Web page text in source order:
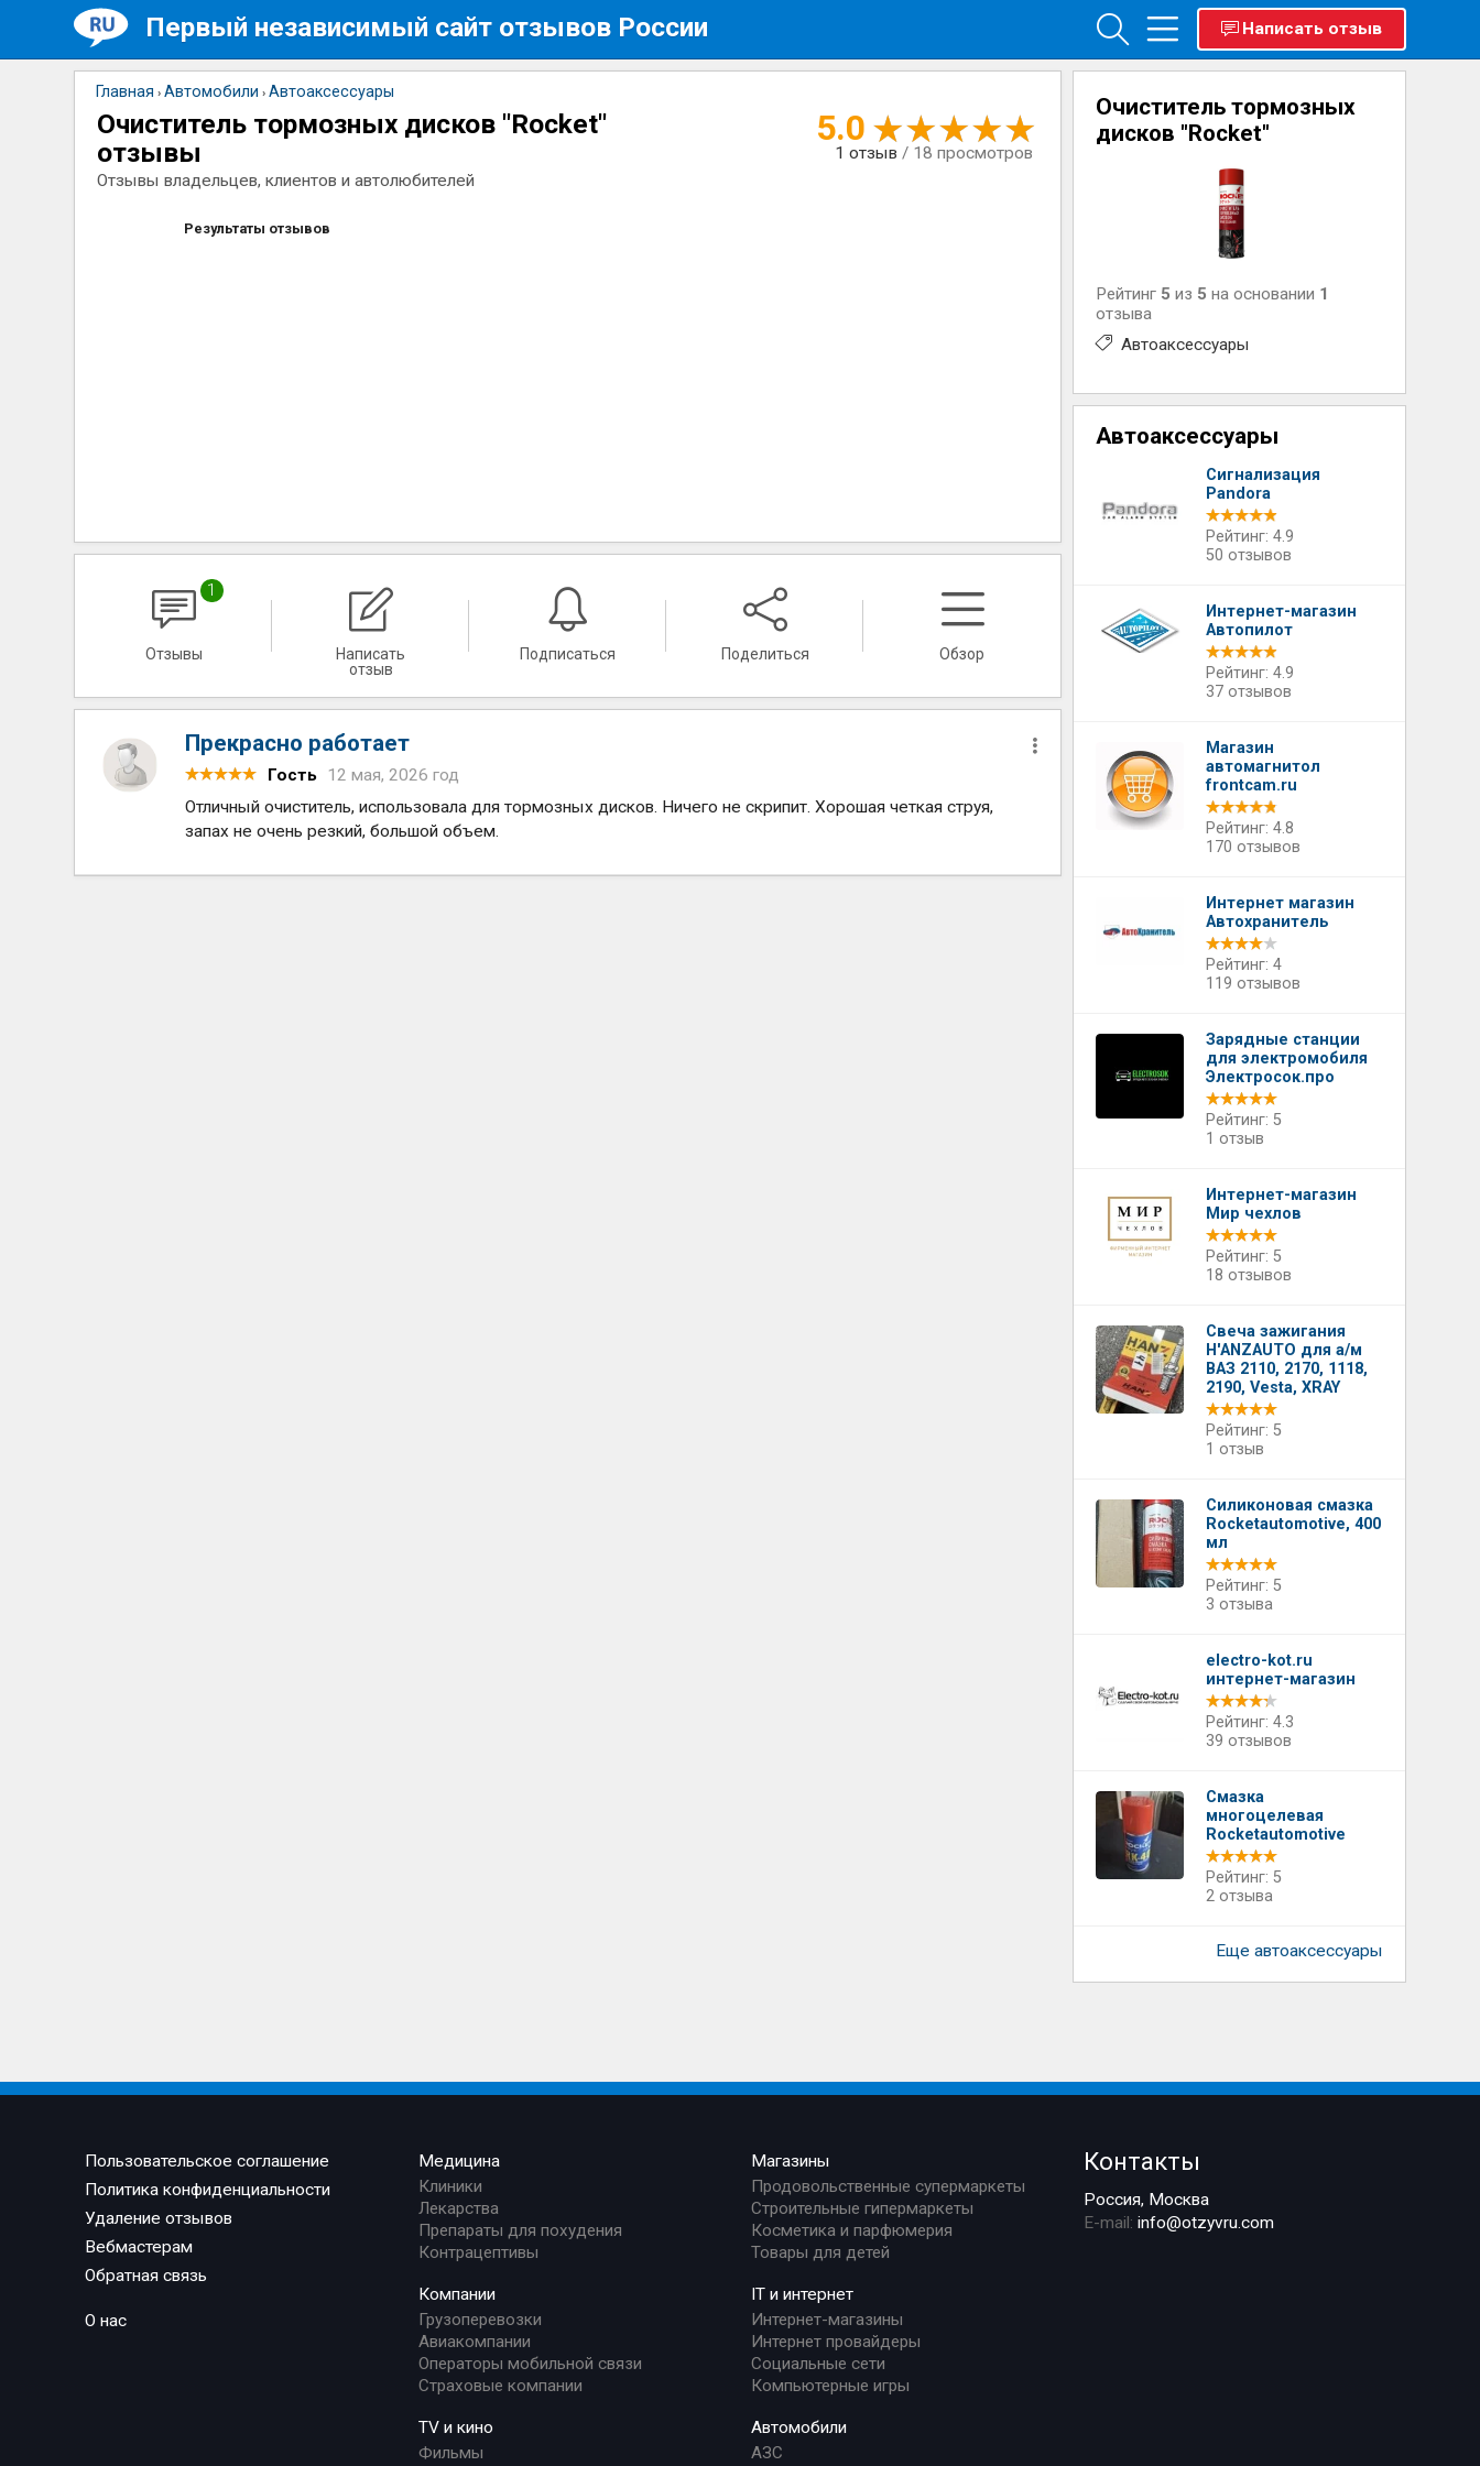
Первый независимый сайт отзывов России Написать отзыв
Главная ›Автомобили ›Автоаксессуары
Очиститель тормозных дисков "Rocket"
отзывы
Отзывы владельцев, клиентов и автолюбителей
5.0
1 отзыв/ 18 просмотров
Результаты отзывов
1
Отзывы
Написать
отзыв
Подписаться Поделиться Обзор
Прекрасно работает
Гость
12 мая, 2026 год
Отличный очиститель, использовала для тормозных дисков. Ничего не скрипит. Хорошая четкая струя,
запах не очень резкий, большой объем.
Очиститель тормозных
дисков "Rocket"
Рейтинг 5 из 5 на основании 1
отзыва
Автоаксессуары
Автоаксессуары
Сигнализация
Pandora
Рейтинг: 4.9
50 отзывов
Интернет-магазин
Автопилот
Рейтинг: 4.9
37 отзывов
Магазин
автомагнитол
frontcam.ru
Рейтинг: 4.8
170 отзывов
Интернет магазин
Автохранитель
Рейтинг: 4
119 отзывов
Зарядные станции
для электромобиля
Электросок.про
Рейтинг: 5
1 отзыв
Интернет-магазин
Мир чехлов
Рейтинг: 5
18 отзывов
Свеча зажигания
H'ANZAUTO для а/м
ВАЗ 2110, 2170, 1118,
2190, Vesta, XRAY
Рейтинг: 5
1 отзыв
Силиконовая смазка
Rocketautomotive, 400
мл
Рейтинг: 5
3 отзыва
electro-kot.ru
интернет-магазин
Рейтинг: 4.3
39 отзывов
Смазка
многоцелевая
Rocketautomotive
Рейтинг: 5
2 отзыва
Еще автоаксессуары
Пользовательское соглашение
Политика конфиденциальности
Удаление отзывов
Вебмастерам
Обратная связь
О нас
Медицина
Клиники
Лекарства
Препараты для похудения
Контрацептивы
Компании
Грузоперевозки
Авиакомпании
Операторы мобильной связи
Страховые компании
TV и кино
Фильмы
Магазины
Продовольственные супермаркеты
Строительные гипермаркеты
Косметика и парфюмерия
Товары для детей
IT и интернет
Интернет-магазины
Интернет провайдеры
Социальные сети
Компьютерные игры
Автомобили
АЗС
Контакты
Россия, Москва
E-mail:info@otzyvru.com